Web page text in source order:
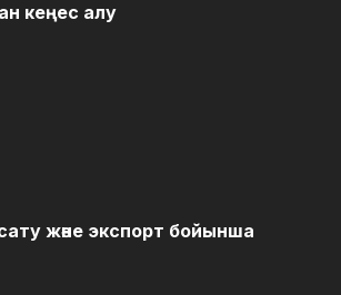
кеңес алу
және экспорт бойынша